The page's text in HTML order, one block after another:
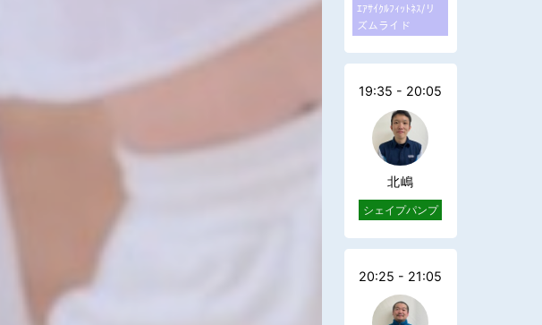
ｴｱｻｲｸﾙﾌｨｯﾄﾈｽ/リ
ズムライド
19:35 - 20:05
北嶋
シェイプパンプ
20:25 - 21:05